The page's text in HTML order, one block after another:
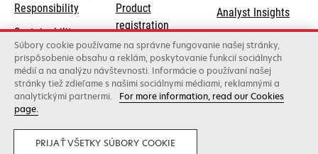
Responsibilityopens
a
new
tab
Sustainability
Lexmark Partners
new
tab
Product
registration
Find a dealer
List of wholesalers
Analyst Insights
©2026 All rights reserved.
Legal Privacy
Súbory cookie používame na správne fungovanie našej stránky,
prispôsobenie obsahu a reklám, poskytovanie funkcií sociálnych
médií a na analýzu návštevnosti. Informácie o používaní našej
stránky tiež zdieľame s našimi sociálnymi médiami, reklamnými a
analytickými partnermi.
For more information, read our Cookies
page.
PRIJAŤ VŠETKY SÚBORY COOKIE